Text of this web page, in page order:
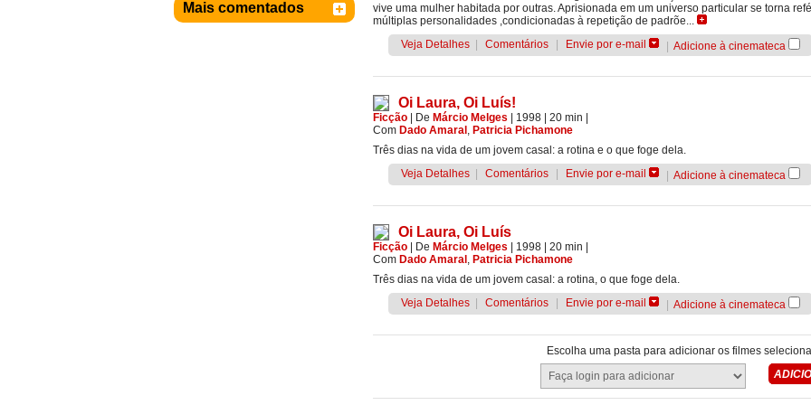
Mais comentados
vive uma mulher habitada por outras. Aprisionada em um universo particular se torna
múltiplas personalidades ,condicionadas à repetição de padrõe...
Veja Detalhes
Comentários Envie por e-mail Adicione à cinemateca
Oi Laura, Oi Luís!
Ficção De Márcio Melges | 1998 | 20 min
Com Dado Amaral , Patricia Pichamone
Três dias na vida de um jovem casal: a rotina e o que foge dela.
Veja Detalhes
Comentários Envie por e-mail Adicione à cinemateca
Oi Laura, Oi Luís
Ficção De Márcio Melges | 1998 | 20 min
Com Dado Amaral , Patricia Pichamone
Três dias na vida de um jovem casal: a rotina, o que foge dela.
Veja Detalhes
Comentários Envie por e-mail Adicione à cinemateca
Escolha uma pasta para adicionar os filmes